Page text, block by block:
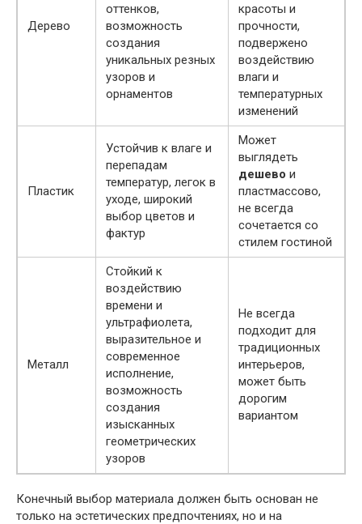
Дерево
оттенков,
возможность
создания
уникальных резных
узоров и
орнаментов
красоты и
прочности,
подвержено
воздействию
влаги и
температурных
изменений
Пластик
Устойчив к влаге и
перепадам
температур, легок в
уходе, широкий
выбор цветов и
фактур
Может
выглядеть
дешево и
пластмассово,
не всегда
сочетается со
стилем гостиной
Металл
Стойкий к
воздействию
времени и
ультрафиолета,
выразительное и
современное
исполнение,
возможность
создания
изысканных
геометрических
узоров
Не всегда
подходит для
традиционных
интерьеров,
может быть
дорогим
вариантом
Конечный выбор материала должен быть основан не
только на эстетических предпочтениях, но и на